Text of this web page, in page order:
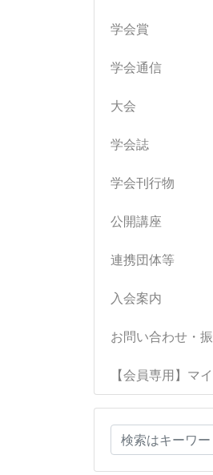
学会賞
学会通信
大会
学会誌
学会刊行物
公開講座
連携団体等
入会案内
お問い合わせ・
【会員専用】マ